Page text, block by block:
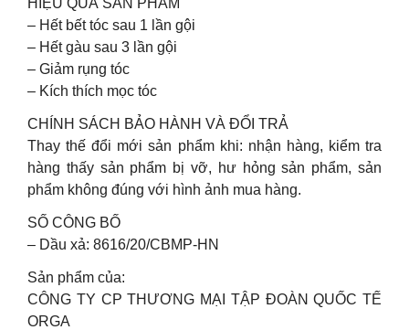
HIỆU QUẢ SẢN PHẨM
– Hết bết tóc sau 1 lần gội
– Hết gàu sau 3 lần gội
– Giảm rụng tóc
– Kích thích mọc tóc
CHÍNH SÁCH BẢO HÀNH VÀ ĐỔI TRẢ
Thay thế đổi mới sản phẩm khi: nhận hàng, kiểm tra
hàng thấy sản phẩm bị vỡ, hư hỏng sản phẩm, sản
phẩm không đúng với hình ảnh mua hàng.
SỐ CÔNG BỐ
– Dầu xả: 8616/20/CBMP-HN
Sản phẩm của:
CÔNG TY CP THƯƠNG MẠI TẬP ĐOÀN QUỐC TẾ
ORGA